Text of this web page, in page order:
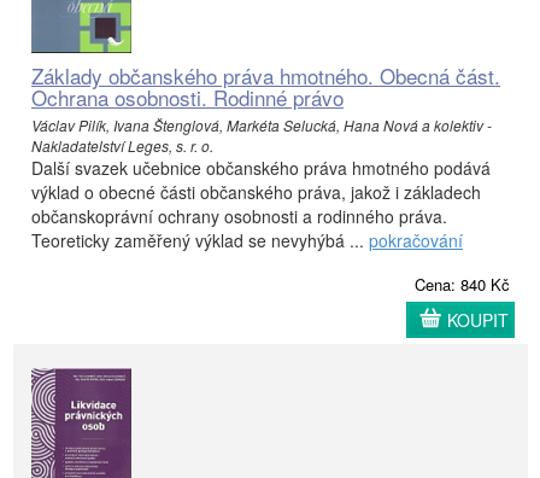
Základy občanského práva hmotného. Obecná část.
Ochrana osobnosti. Rodinné právo
Václav Pilík, Ivana Štenglová, Markéta Selucká, Hana Nová a kolektiv -
Nakladatelství Leges, s. r. o.
Další svazek učebnice občanského práva hmotného podává
výklad o obecné části občanského práva, jakož i základech
občanskoprávní ochrany osobnosti a rodinného práva.
Teoreticky zaměřený výklad se nevyhýbá ... pokračování
Cena: 840 Kč
KOUPIT